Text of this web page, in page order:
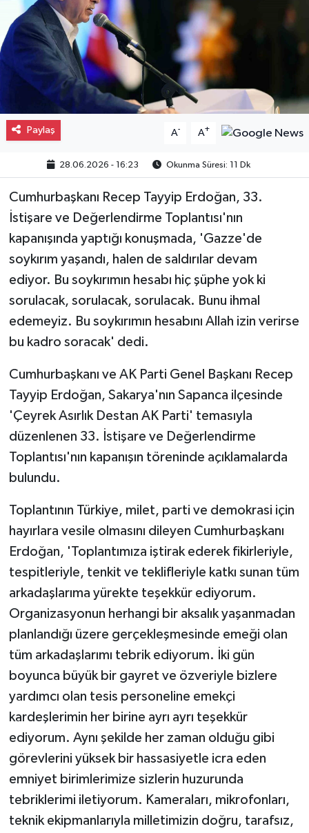
Paylaş A- A+
28.06.2026 - 16:23 Okunma Süresi: 11 Dk
Cumhurbaşkanı Recep Tayyip Erdoğan, 33.
İstişare ve Değerlendirme Toplantısı'nın
kapanışında yaptığı konuşmada, 'Gazze'de
soykırım yaşandı, halen de saldırılar devam
ediyor. Bu soykırımın hesabı hiç şüphe yok ki
sorulacak, sorulacak, sorulacak. Bunu ihmal
edemeyiz. Bu soykırımın hesabını Allah izin verirse
bu kadro soracak' dedi.
Cumhurbaşkanı ve AK Parti Genel Başkanı Recep
Tayyip Erdoğan, Sakarya'nın Sapanca ilçesinde
'Çeyrek Asırlık Destan AK Parti' temasıyla
düzenlenen 33. İstişare ve Değerlendirme
Toplantısı'nın kapanışın töreninde açıklamalarda
bulundu.
Toplantının Türkiye, milet, parti ve demokrasi için
hayırlara vesile olmasını dileyen Cumhurbaşkanı
Erdoğan, 'Toplantımıza iştirak ederek fikirleriyle,
tespitleriyle, tenkit ve teklifleriyle katkı sunan tüm
arkadaşlarıma yürekte teşekkür ediyorum.
Organizasyonun herhangi bir aksalık yaşanmadan
planlandığı üzere gerçekleşmesinde emeği olan
tüm arkadaşlarımı tebrik ediyorum. İki gün
boyunca büyük bir gayret ve özveriyle bizlere
yardımcı olan tesis personeline emekçi
kardeşlerimin her birine ayrı ayrı teşekkür
ediyorum. Aynı şekilde her zaman olduğu gibi
görevlerini yüksek bir hassasiyetle icra eden
emniyet birimlerimize sizlerin huzurunda
tebriklerimi iletiyorum. Kameraları, mikrofonları,
teknik ekipmanlarıyla milletimizin doğru, tarafsız,